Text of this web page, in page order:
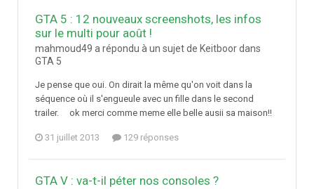
GTA 5 : 12 nouveaux screenshots, les infos
sur le multi pour août !
mahmoud49 a répondu à un sujet de Keitboor dans
GTA 5
Je pense que oui. On dirait la même qu'on voit dans la
séquence où il s'engueule avec un fille dans le second
trailer. ok merci comme meme elle belle ausii sa maison!!
31 juillet 2013 129 réponses
GTA V : va-t-il péter nos consoles ?